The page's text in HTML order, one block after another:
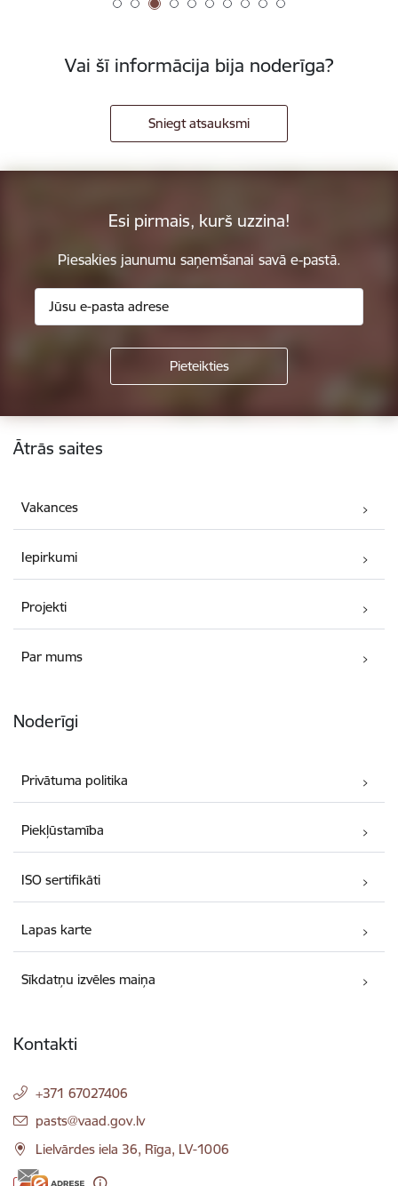
Vai šī informācija bija noderīga?
Sniegt atsauksmi
Esi pirmais, kurš uzzina!
Piesakies jaunumu saņemšanai savā e-pastā.
Kājene
Ātrās saites
Vakances
Iepirkumi
Projekti
Par mums
Noderīgi
Privātuma politika
Piekļūstamība
ISO sertifikāti
Lapas karte
Sīkdatņu izvēles maiņa
Kontakti
+371 67027406
E-pasts:
pasts@vaad.gov.lv
Lielvārdes iela 36, Rīga, LV-1006